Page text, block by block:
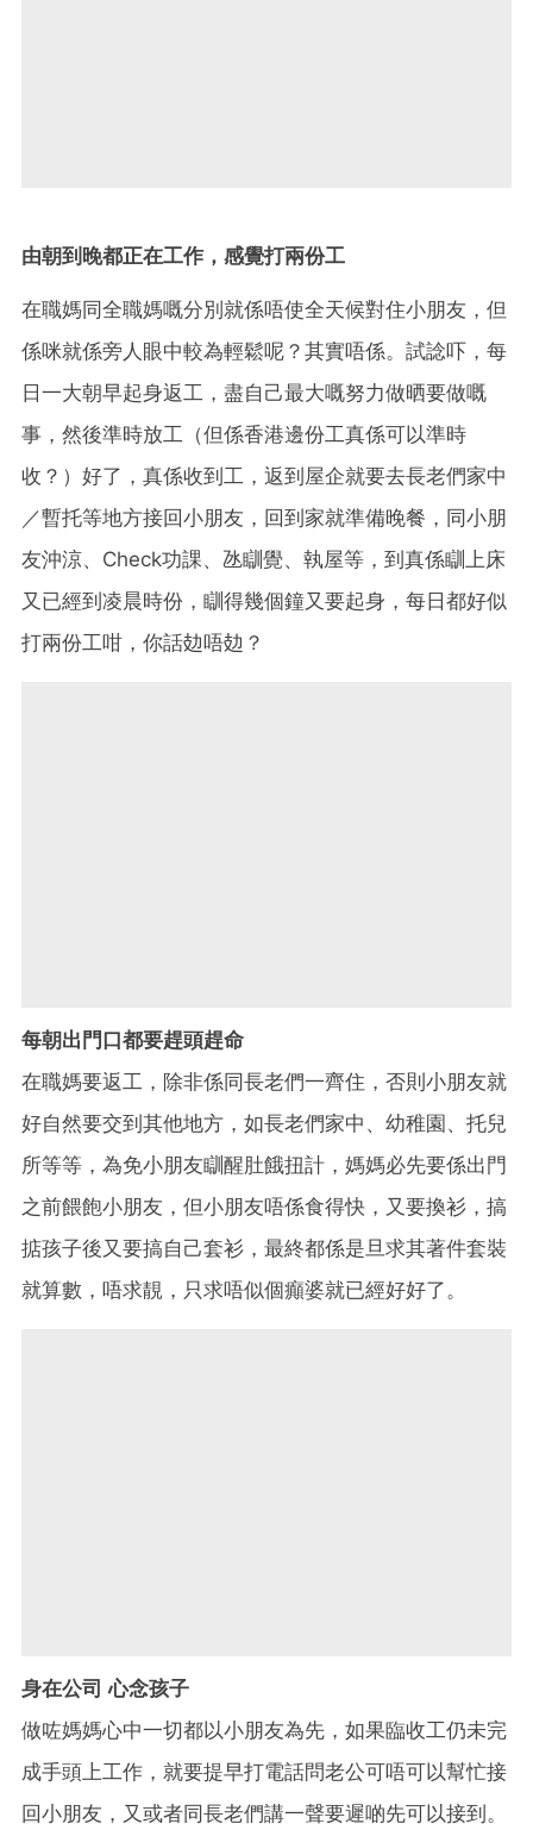
由朝到晚都正在工作，感覺打兩份工
在職媽同全職媽嘅分別就係唔使全天候對住小朋友，但
係咪就係旁人眼中較為輕鬆呢？其實唔係。試諗吓，每
日一大朝早起身返工，盡自己最大嘅努力做晒要做嘅
事，然後準時放工（但係香港邊份工真係可以準時
收？）好了，真係收到工，返到屋企就要去長老們家中
／暫托等地方接回小朋友，回到家就準備晚餐，同小朋
友沖涼、 Check功課、氹瞓覺、執屋等，到真係瞓上床
又已經到凌晨時份，瞓得幾個鐘又要起身，每日都好似
打兩份工咁，你話攰唔攰？
每朝出門口都要趕頭趕命
在職媽要返工，除非係同長老們一齊住，否則小朋友就
好自然要交到其他地方，如長老們家中、幼稚園、托兒
所等等，為免小朋友瞓醒肚餓扭計，媽媽必先要係出門
之前餵飽小朋友，但小朋友唔係食得快，又要換衫，搞
掂孩子後又要搞自己套衫，最終都係是旦求其著件套裝
就算數，唔求靚，只求唔似個癲婆就已經好好了。
身在公司 心念孩子
做咗媽媽心中一切都以小朋友為先，如果臨收工仍未完
成手頭上工作，就要提早打電話問老公可唔可以幫忙接
回小朋友，又或者同長老們講一聲要遲啲先可以接到。